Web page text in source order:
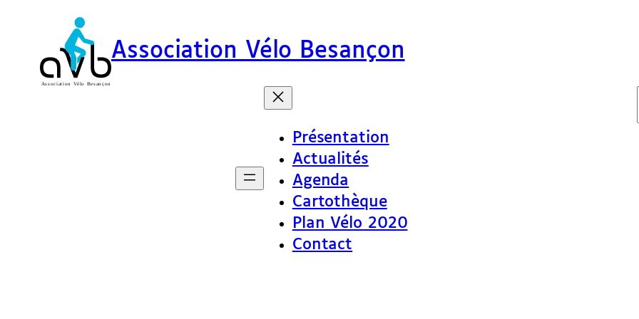
Association Vélo Besançon
Présentation
Actualités
Agenda
Cartothèque
Plan Vélo 2020
Contact